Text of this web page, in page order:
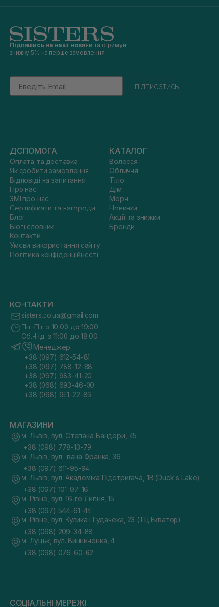
Підпишись на наші новини та отримуй
знижку 5% на перше замовлення
Email
підписатись
ДОПОМОГА
Оплата та доставка
Як зробити замовлення
Відповіді на запитання
Про нас
ЗМІ про нас
Сертифікати та нагороди
Блог
Бюті словник
Контакти
Умови використання сайту
Політика конфіденційності
КАТАЛОГ
Волосся
Обличчя
Тіло
Дім
Мерч
Новинки
Акції та знижки
Бренди
КОНТАКТИ
sisters.co.ua@gmail.com
Пн.-Пт. з 10:00 до 19:00
Сб.-Нд. з 11:00 до 18:00
Менеджер
+38 (097) 612-54-81
+38 (097) 788-12-88
+38 (097) 983-41-20
+38 (068) 693-46-00
+38 (068) 951-22-86
МАГАЗИНИ
м. Львів, вул. Степана Бандери, 45
+38 (098) 778-13-79
м. Львів, вул. Івана Франка, 36
+38 (097) 611-95-94
м. Львів, вул. Академіка Підстригача, 1В (Duck's Lake)
+38 (097) 101-97-16
м. Рівне, вул. 16-го Липня, 15
+38 (097) 544-61-44
м. Рівне, вул. Кулика і Гудачека, 23 (ТЦ Екватор)
+38 (068) 209-34-88
м. Луцьк, вул. Винниченка, 4
+38 (098) 076-60-62
СОЦІАЛЬНІ МЕРЕЖІ